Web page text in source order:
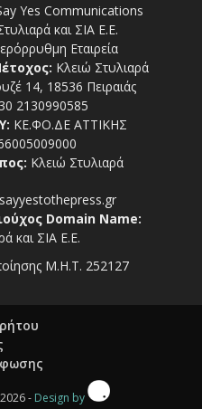
Yes Communications
και ΣΙΑ Ε.Ε.
Εταιρεία
Κλειώ Στυλιαρά
14, 18536 Πειραιάς
2130990585
ΚΕ.ΦΟ.ΔΕ ΑΤΤΙΚΗΣ
Κλειώ Στυλιαρά
Domain Name:
και ΣΙΑ Ε.Ε.
Μ.Η.Τ. 252127
- Design by